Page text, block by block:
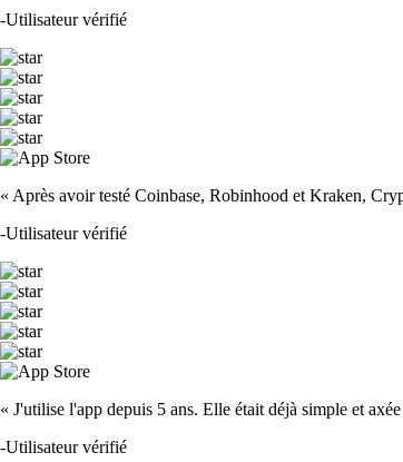
-Utilisateur vérifié
« Après avoir testé Coinbase, Robinhood et Kraken,
-Utilisateur vérifié
« J'utilise l'app depuis 5 ans. Elle était déjà simple et
-Utilisateur vérifié